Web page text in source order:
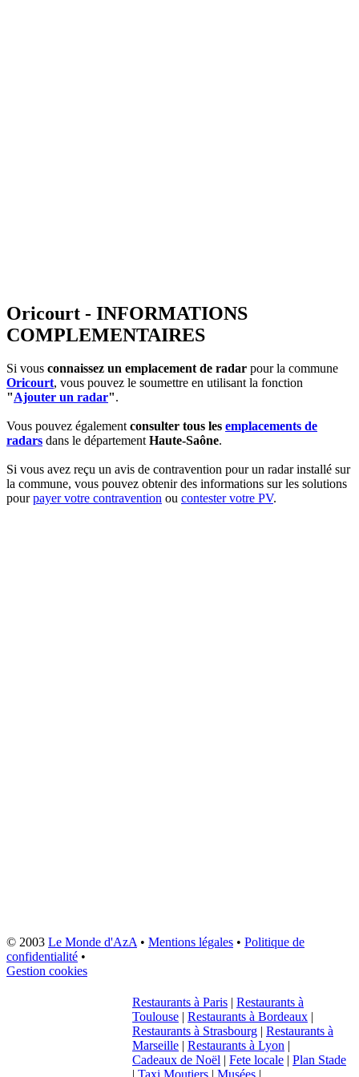
Oricourt - INFORMATIONS
COMPLEMENTAIRES
Si vous connaissez un emplacement de radar pour la commune
Oricourt, vous pouvez le soumettre en utilisant la fonction
"Ajouter un radar".
Vous pouvez égalementconsulter tous les emplacements de
radars dans le départementHaute-Saône.
Si vous avez reçu un avis de contravention pour un radar installé sur
la commune, vous pouvez obtenir des informations sur les solutions
pourpayer votre contravention ou contester votre PV.
© 2003 Le Monde d'AzA• Mentions légales • Politique de
confidentialité •
Gestion cookies
Restaurants à Paris | Restaurants à
Toulouse | Restaurants à Bordeaux |
Restaurants à Strasbourg | Restaurants à
Marseille | Restaurants à Lyon |
Cadeaux de Noël | Fete locale | Plan Stade